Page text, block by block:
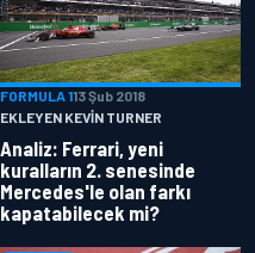
FORMULA 113 Şub 2018
EKLEYEN KEVIN TURNER
Analiz: Ferrari, yeni
kuralların 2. senesinde
Mercedes'le olan farkı
kapatabilecek mi?